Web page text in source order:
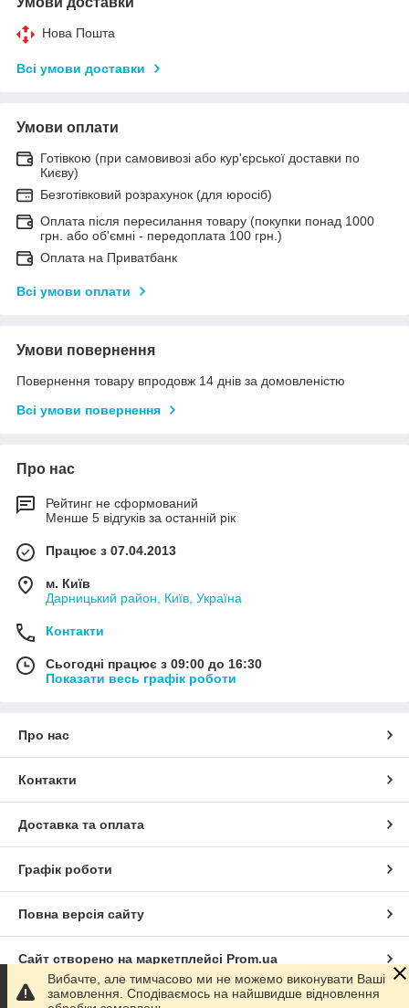
Нова Пошта
Всі умови доставки
Умови оплати
Готівкою (при самовивозі або кур'єрської доставки по
Києву)
Безготівковий розрахунок (для юросіб)
Оплата після пересилання товару (покупки понад 1000
грн. або об'ємні - передоплата 100 грн.)
Оплата на Приватбанк
Всі умови оплати
Умови повернення
Повернення товару впродовж 14 днів за домовленістю
Всі умови повернення
Про нас
Рейтинг не сформований
Менше 5 відгуків за останній рік
Працює з 07.04.2013
м. Київ
Дарницький район, Київ, Україна
Контакти
Сьогодні працює з 09:00 до 16:30
Показати весь графік роботи
Про нас
Контакти
Доставка та оплата
Графік роботи
Повна версія сайту
Сайт створено на маркетплейсі Prom.ua
Політика конфіденційності
Вибачте, але тимчасово ми не можемо виконувати Ваші
замовлення. Сподіваємось на найшвидше відновлення